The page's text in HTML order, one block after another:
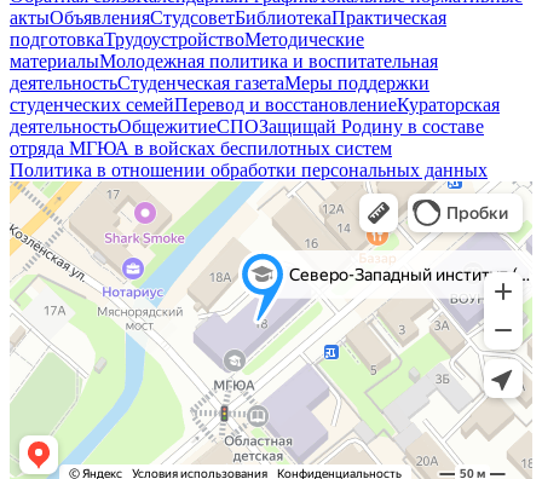
актыОбъявленияСтудсоветБиблиотекаПрактическая
подготовкаТрудоустройствоМетодические
материалыМолодежная политика и воспитательная
деятельностьСтуденческая газетаМеры поддержки
студенческих семейПеревод и восстановлениеКураторская
деятельностьОбщежитиеСПОЗащищай Родину в составе
отряда МГЮА в войсках беспилотных систем
Политика в отношении обработки персональных данных